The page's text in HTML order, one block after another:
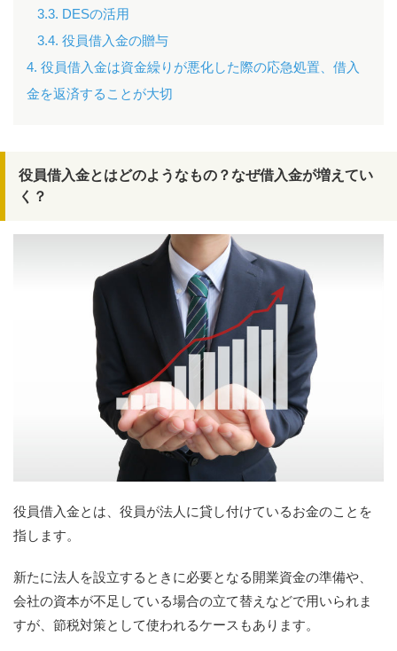
3.3. DESの活用
3.4. 役員借入金の贈与
4. 役員借入金は資金繰りが悪化した際の応急処置、借入
金を返済することが大切
役員借入金とはどのようなもの？なぜ借入金が増えてい
く？
役員借入金とは、役員が法人に貸し付けているお金のことを
指します。
新たに法人を設立するときに必要となる開業資金の準備や、
会社の資本が不足している場合の立て替えなどで用いられま
すが、節税対策として使われるケースもあります。